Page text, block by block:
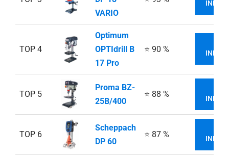
VARIO
TOP 4
Optimum
OPTIdrill B
17 Pro
⭐ 90 %
TOP 5
Proma BZ-
25B/400
⭐ 88 %
TOP 6
Scheppach
DP 60
⭐ 87 %